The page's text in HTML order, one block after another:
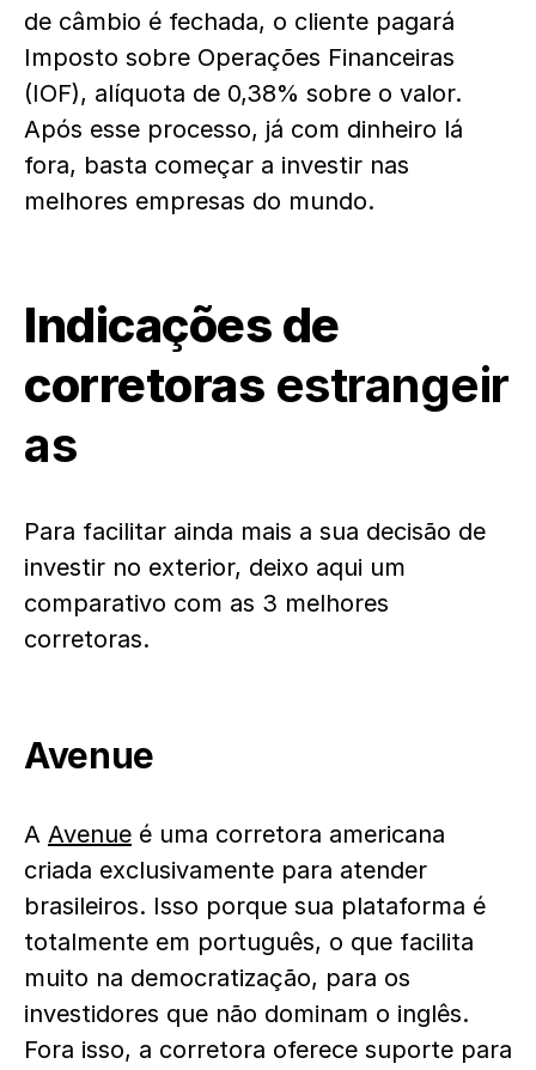
de câmbio é fechada, o cliente pagará
Imposto sobre Operações Financeiras
(IOF), alíquota de 0,38% sobre o valor.
Após esse processo, já com dinheiro lá
fora, basta começar a investir nas
melhores empresas do mundo.
Indicações de
corretoras estrangeir
as
Para facilitar ainda mais a sua decisão de
investir no exterior, deixo aqui um
comparativo com as 3 melhores
corretoras.
Avenue
A Avenue é uma corretora americana
criada exclusivamente para atender
brasileiros. Isso porque sua plataforma é
totalmente em português, o que facilita
muito na democratização, para os
investidores que não dominam o inglês.
Fora isso, a corretora oferece suporte para